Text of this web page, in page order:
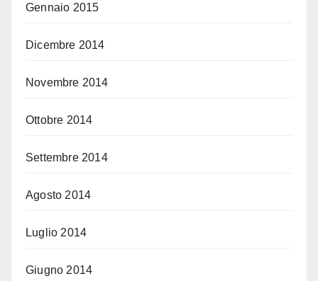
Gennaio 2015
Dicembre 2014
Novembre 2014
Ottobre 2014
Settembre 2014
Agosto 2014
Luglio 2014
Giugno 2014